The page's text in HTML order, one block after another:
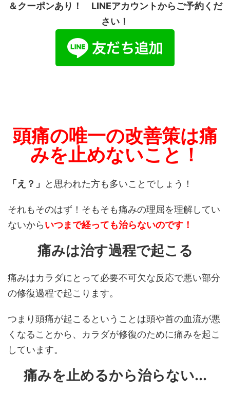
＆クーポンあり！ LINEアカウントからご予約くだ
さい！
頭痛の唯一の改善策は痛
みを止めないこと！
「え？」 と思われた方も多いことでしょう！
それもそのはず！そもそも痛みの理屈を理解してい
ないからいつまで経っても治らないのです！
痛みは治す過程で起こる
痛みはカラダにとって必要不可欠な反応で悪い部分
の修復過程で起こります。
つまり頭痛が起こるということは頭や首の血流が悪
くなることから、カラダが修復のために痛みを起こ
しています。
痛みを止めるから治らない...